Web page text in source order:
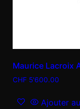
Maurice Lacroix
CHF 5'600.00
Ajouter